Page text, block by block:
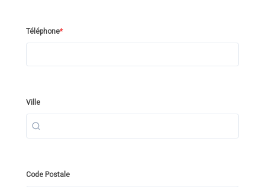
Téléphone*
Ville
Code Postale